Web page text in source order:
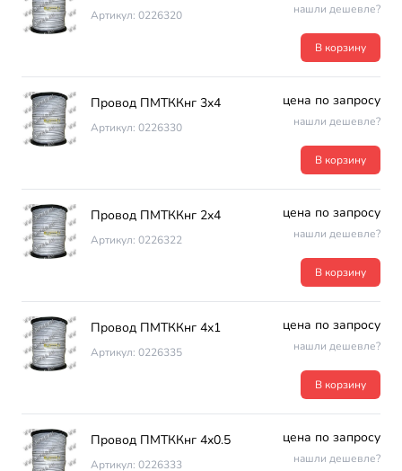
Артикул: 0226320 нашли дешевле?
В корзину
Провод ПМТККнг 3х4
Артикул: 0226330
цена по запросу
нашли дешевле?
В корзину
Провод ПМТККнг 2х4
Артикул: 0226322
цена по запросу
нашли дешевле?
В корзину
Провод ПМТККнг 4х1
Артикул: 0226335
цена по запросу
нашли дешевле?
В корзину
Провод ПМТККнг 4х0.5
Артикул: 0226333
цена по запросу
нашли дешевле?